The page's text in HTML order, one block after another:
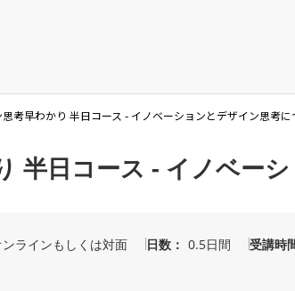
思考早わかり 半日コース - イノベーションとデザイン思考
半日コース - イノベー
ンラインもしくは対面 日数 0.5日間 受講時